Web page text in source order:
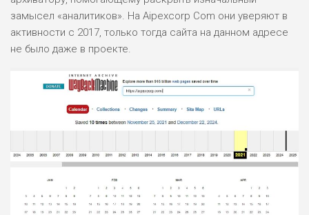
замысел «аналитиков». На Aipexcorp Com они уверяют в
активности с 2017, только тогда сайта на данном адресе
не было даже в проекте.